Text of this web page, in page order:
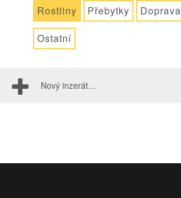
Rostliny
Přebytky Doprava
Ostatní
Nový inzerát...